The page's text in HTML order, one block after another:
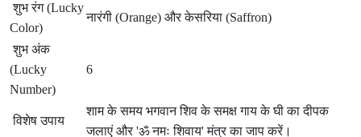
शुभ रंग (Lucky
Color)
नारंगी (Orange) और केसरिया (Saffron)
शुभ अंक
(Lucky
Number)
6
विशेष उपाय
शाम के समय भगवान शिव के समक्ष गाय के घी का दीपक
जलाएं और 'ॐ नमः शिवाय' मंत्र का जाप करें।